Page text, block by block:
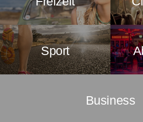
Sport
Business